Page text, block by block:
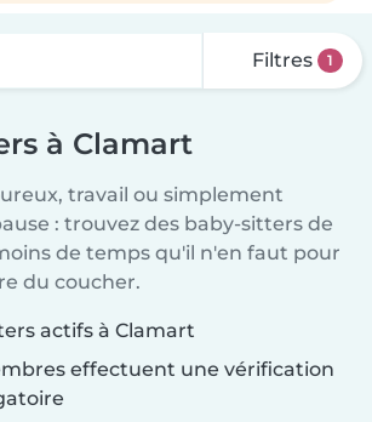
Filtres 1
à Clamart
travail ou simplement
: trouvez des baby-sitters de
de temps qu'il n'en faut pour
du coucher.
actifs à Clamart
effectuent une vérification